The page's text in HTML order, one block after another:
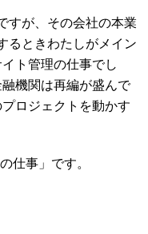
すが、その会社の本業
るときわたしがメイン
ト管理の仕事でし
機関は再編が盛んで
ロジェクトを動かす
仕事」です。